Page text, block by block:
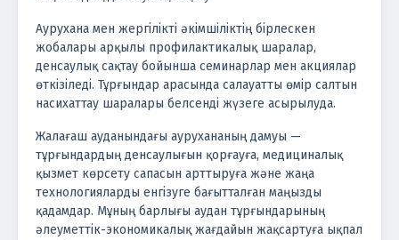
Аурухана мен жергілікті әкімшіліктің бірлескен
жобалары арқылы профилактикалық шаралар,
денсаулық сақтау бойынша семинарлар мен акциялар
өткізіледі. Тұрғындар арасында салауатты өмір салтын
насихаттау шаралары белсенді жүзеге асырылуда.
Жалағаш ауданындағы аурухананың дамуы —
тұрғындардың денсаулығын қорғауға, медициналық
қызмет көрсету сапасын арттыруға және жаңа
технологияларды енгізуге бағытталған маңызды
қадамдар. Мұның барлығы аудан тұрғындарының
әлеуметтік-экономикалық жағдайын жақсартуға ықпал